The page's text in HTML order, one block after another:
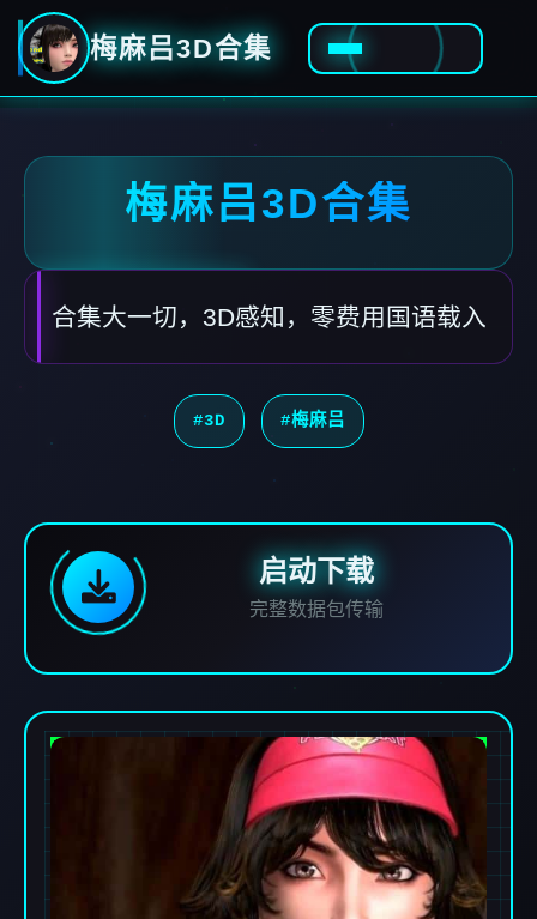
梅麻吕3D合集
梅麻吕3D合集
合集大一切，3D感知，零费用国语载入
#3D #梅麻吕
启动下载
完整数据包传输